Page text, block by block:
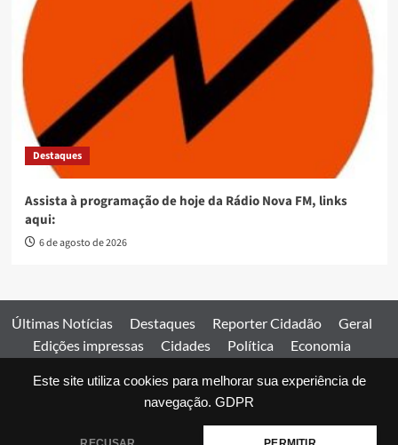
Este site utiliza cookies para melhorar sua experiência de
navegação. GDPR
Destaques
Assista à programação de hoje da Rádio Nova FM, links
aqui:
6 de agosto de 2026
Últimas Notícias Destaques Reporter Cidadão
Geral
Edições impressas
Cidades Política
Economia
Comercial
Edições impressas Expediente Home